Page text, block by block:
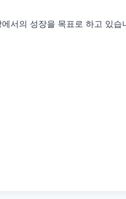
서의 성장을 목표로 하고 있습